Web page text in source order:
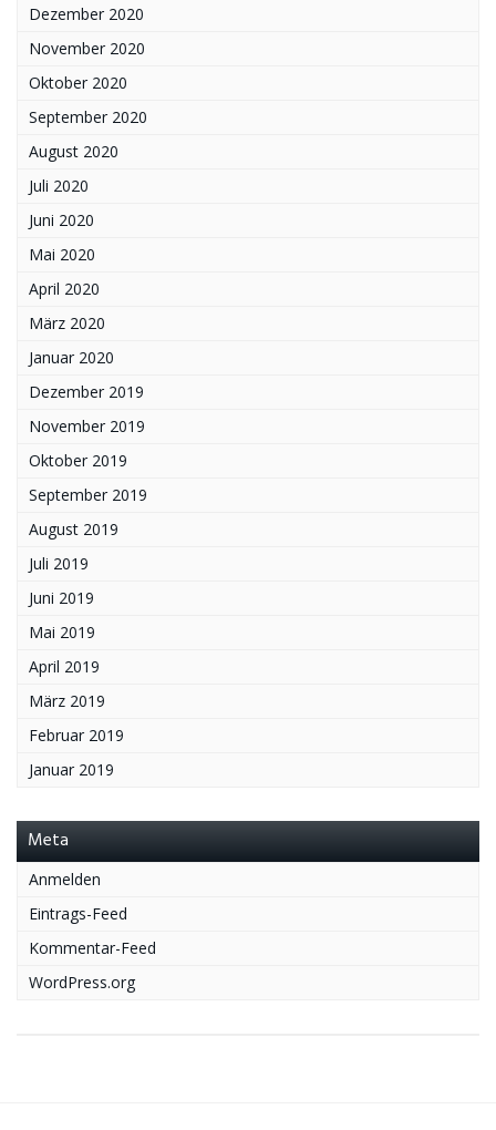
Dezember 2020
November 2020
Oktober 2020
September 2020
August 2020
Juli 2020
Juni 2020
Mai 2020
April 2020
März 2020
Januar 2020
Dezember 2019
November 2019
Oktober 2019
September 2019
August 2019
Juli 2019
Juni 2019
Mai 2019
April 2019
März 2019
Februar 2019
Januar 2019
Meta
Anmelden
Eintrags-Feed
Kommentar-Feed
WordPress.org